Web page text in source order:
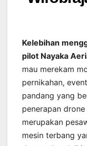
Kelebihan
pilot Nayaka
mau merekam
pernikahan,
pandang yang
penerapan
merupakan
mesin terbang